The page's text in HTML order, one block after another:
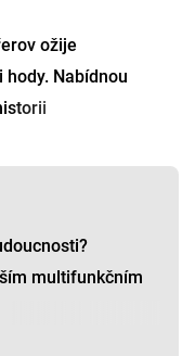
ožije
Nabídnou
multifunkčním